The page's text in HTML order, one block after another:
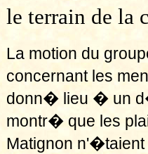
le terrain de la
La motion du
concernant les
donn� lieu � un
montr� que les
Matignon